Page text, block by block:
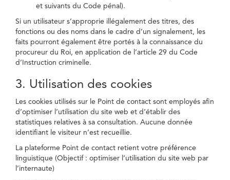
et suivants du Code pénal).
Si un utilisateur s’approprie illégalement des titres, des
fonctions ou des noms dans le cadre d’un signalement, les
faits pourront également être portés à la connaissance du
procureur du Roi, en application de l’article 29 du Code
d’Instruction criminelle.
3. Utilisation des cookies
Les cookies utilisés sur le Point de contact sont employés afin
d’optimiser l’utilisation du site web et d’établir des
statistiques relatives à sa consultation. Aucune donnée
identifiant le visiteur n’est recueillie.
La plateforme Point de contact retient votre préférence
linguistique (Objectif : optimiser l’utilisation du site web par
l’internaute)